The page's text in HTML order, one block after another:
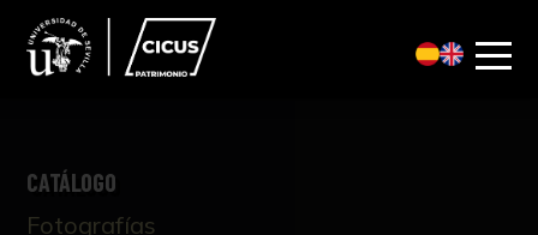
CATÁLOGO
Fotografías